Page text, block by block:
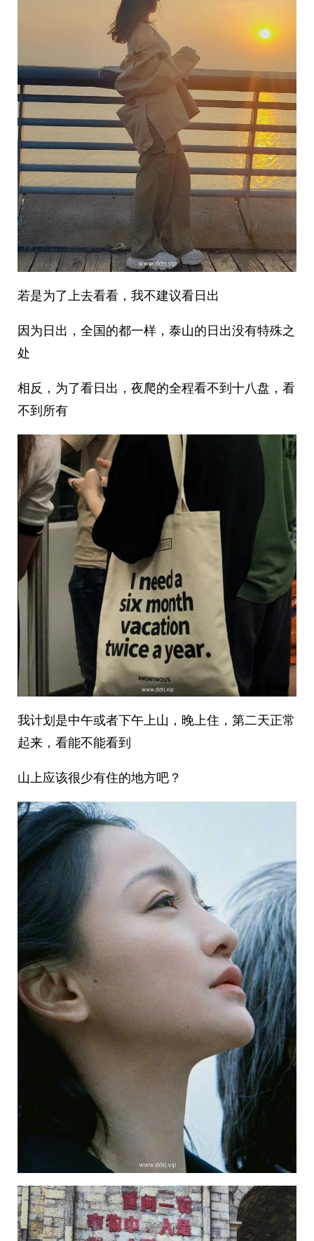
若是为了上去看看，我不建议看日出
因为日出，全国的都一样，泰山的日出没有特殊之
处
相反，为了看日出，夜爬的全程看不到十八盘，看
不到所有
我计划是中午或者下午上山，晚上住，第二天正常
起来，看能不能看到
山上应该很少有住的地方吧？